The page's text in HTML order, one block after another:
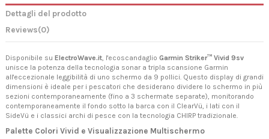
Dettagli del prodotto
Reviews(0)
Disponibile su ElectroWave.it, l'ecoscandaglio Garmin Striker™ Vivid 9sv
unisce la potenza della tecnologia sonar a tripla scansione Garmin
all'eccezionale leggibilità di uno schermo da 9 pollici. Questo display di grandi
dimensioni è ideale per i pescatori che desiderano dividere lo schermo in più
sezioni contemporaneamente (fino a 3 schermate separate), monitorando
contemporaneamente il fondo sotto la barca con il ClearVü, i lati con il
SideVü e i classici archi di pesce con la tecnologia CHIRP tradizionale.
Palette Colori Vivid e Visualizzazione Multischermo